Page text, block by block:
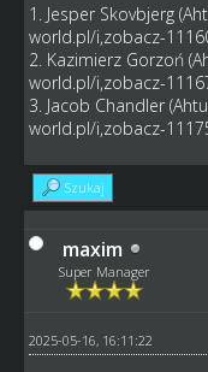
1. Jesper Skovbjerg
world.pl/i,zobacz-
2. Kazimierz Gorzoń
world.pl/i,zobacz-
3. Jacob Chandler
world.pl/i,zobacz-
Szukaj
maxim
Super Manager
2025-05-16, 16:11:22